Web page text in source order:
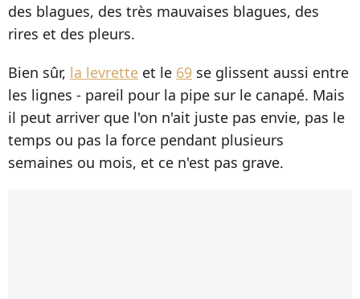
des blagues, des très mauvaises blagues, des
rires et des pleurs.
Bien sûr, la levrette et le 69 se glissent aussi entre
les lignes - pareil pour la pipe sur le canapé. Mais
il peut arriver que l'on n'ait juste pas envie, pas le
temps ou pas la force pendant plusieurs
semaines ou mois, et ce n'est pas grave.